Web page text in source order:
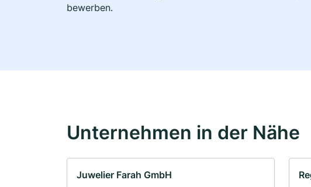
bewerben.
Unternehmen in der Nähe
Juwelier Farah GmbH